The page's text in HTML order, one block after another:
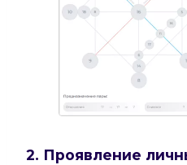
2. Проявление